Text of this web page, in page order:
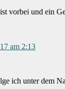
vorbei und ein
am 2:13
ich unter dem